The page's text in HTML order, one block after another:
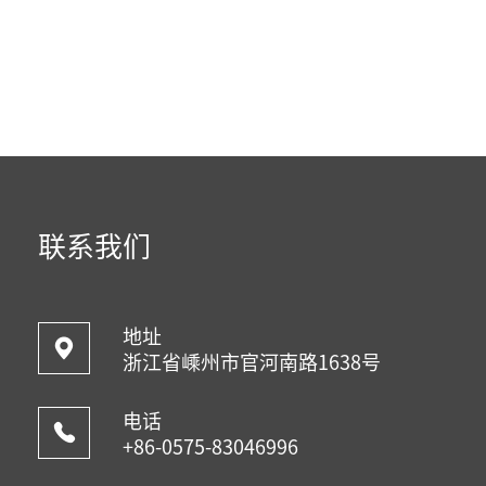
联系我们
地址
浙江省嵊州市官河南路1638号
电话
+86-0575-83046996